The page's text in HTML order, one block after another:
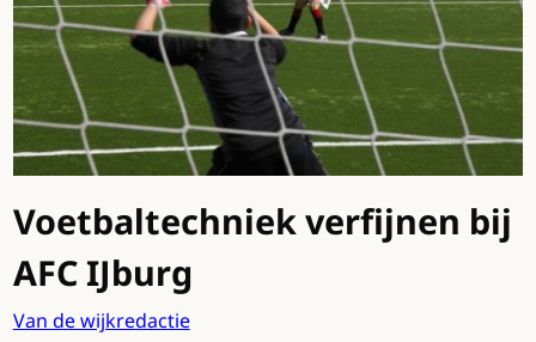
Voetbaltechniek verfijnen bij
AFC IJburg
Van de wijkredactie